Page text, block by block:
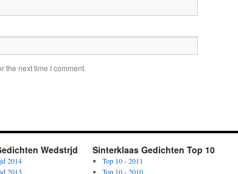
the next time I comment.
Wedstrjd
2014
2013
Sinterklaas Gedichten Top 10
Top 10 - 2011
Top 10 - 2010